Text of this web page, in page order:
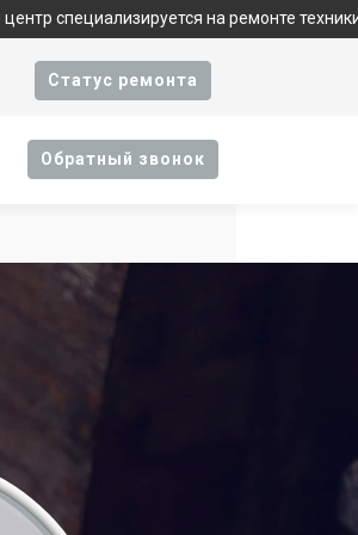
на ремонте техники Apple и
Cтатус ремонта
Oбратный звонок